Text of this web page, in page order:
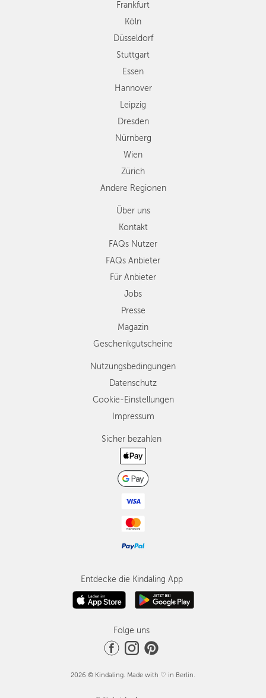
Nürnberg
Regionen
Frankfurt
Köln
Düsseldorf
Stuttgart
Essen
Hannover
Leipzig
Dresden
Nürnberg
Wien
Zürich
Andere Regionen
Über uns
Kontakt
FAQs Nutzer
FAQs Anbieter
Für Anbieter
Jobs
Presse
Magazin
Geschenkgutscheine
Nutzungsbedingungen
Datenschutz
Cookie-Einstellungen
Impressum
Sicher bezahlen
Entdecke die Kindaling App
Folge uns
2026 © Kindaling. Made with ♡ in Berlin.